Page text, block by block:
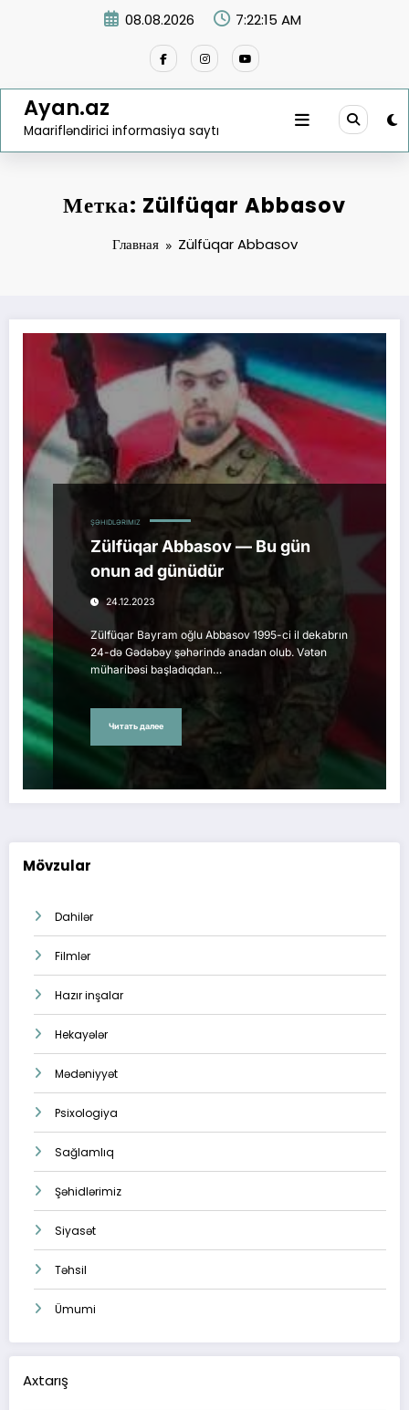
08.08.2026 7:22:15 AM
Ayan.az
Maarifləndirici informasiya saytı
Метка: Zülfüqar Abbasov
Главная Zülfüqar Abbasov
ŞƏHIDLƏRIMIZ
Zülfüqar Abbasov — Bu gün
onun ad günüdür
24.12.2023
Zülfüqar Bayram oğlu Abbasov 1995-ci il dekabrın
24-də Gədəbəy şəhərində anadan olub. Vətən
müharibəsi başladıqdan…
Читать далее
Mövzular
Dahilər
Filmlər
Hazır inşalar
Hekayələr
Mədəniyyət
Psixologiya
Sağlamlıq
Şəhidlərimiz
Siyasət
Təhsil
Ümumi
Axtarış